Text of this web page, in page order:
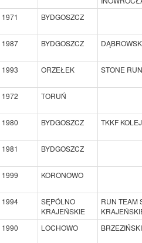
1971 BYDGOSZCZ
1987 BYDGOSZCZ
1993 ORZEŁEK STONE
1972 TORUŃ
1980 BYDGOSZCZ TKKF
1981 BYDGOSZCZ
1999 KORONOWO
1994
SĘPÓLNO
KRAJEŃSKIE
RUN TEAM
1990 LOCHOWO